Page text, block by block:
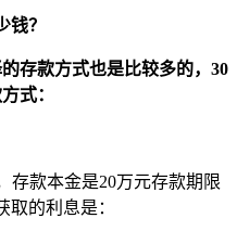
钱？
存款方式也是比较多的，30
式：
存款本金是20万元存款期限
的利息是：